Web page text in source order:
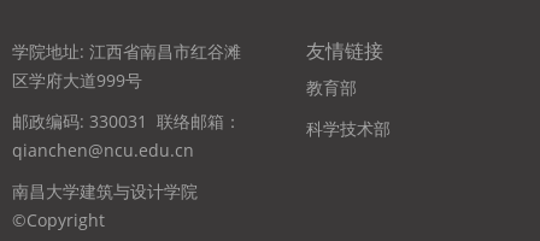
学院地址: 江西省南昌市红谷滩
区学府大道999号
邮政编码: 330031 联络邮箱：
qianchen@ncu.edu.cn
南昌大学建筑与设计学院
©Copyright
友情链接
教育部
科学技术部